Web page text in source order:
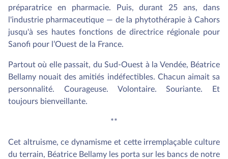
préparatrice en pharmacie. Puis, durant 25 ans, dans
l'industrie pharmaceutique — de la phytothérapie à Cahors
jusqu'à ses hautes fonctions de directrice régionale pour
Sanofi pour l’Ouest de la France.
Partout où elle passait, du Sud-Ouest à la Vendée, Béatrice
Bellamy nouait des amitiés indéfectibles. Chacun aimait sa
personnalité. Courageuse. Volontaire. Souriante. Et
toujours bienveillante.
**
Cet altruisme, ce dynamisme et cette irremplaçable culture
du terrain, Béatrice Bellamy les porta sur les bancs de notre